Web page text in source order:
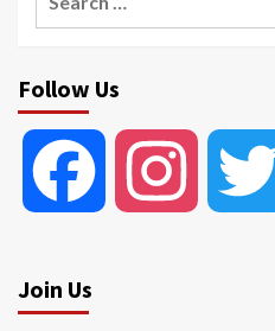
Follow Us
Facebook Instagram
Join Us